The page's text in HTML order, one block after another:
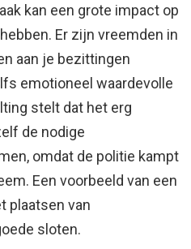
kan een grote impact op
Er zijn vreemden in
aan je bezittingen
emotioneel waardevolle
stelt dat het erg
de nodige
omdat de politie kampt
Een voorbeeld van een
plaatsen van
sloten.